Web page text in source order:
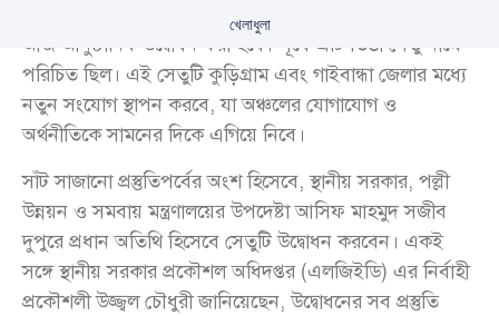
খেলাধুলা
তিস্তা নদীর ওপর নির্মিত বহুল প্রত্যাশিত মাওলানা ভাসানী সেতু
আজ আনুষ্ঠানিক উদ্বোধন করা হবে। পূর্বে এটি তিস্তা সেতু নামে
পরিচিত ছিল। এই সেতুটি কুড়িগ্রাম এবং গাইবান্ধা জেলার মধ্যে
নতুন সংযোগ স্থাপন করবে, যা অঞ্চলের যোগাযোগ ও
অর্থনীতিকে সামনের দিকে এগিয়ে নিবে।
সাঁট সাজানো প্রস্তুতিপর্বের অংশ হিসেবে, স্থানীয় সরকার, পল্লী
উন্নয়ন ও সমবায় মন্ত্রণালয়ের উপদেষ্টা আসিফ মাহমুদ সজীব
দুপুরে প্রধান অতিথি হিসেবে সেতুটি উদ্বোধন করবেন। একই
সঙ্গে স্থানীয় সরকার প্রকৌশল অধিদপ্তর (এলজিইডি) এর নির্বাহী
প্রকৌশলী উজ্জ্বল চৌধুরী জানিয়েছেন, উদ্বোধনের সব প্রস্তুতি